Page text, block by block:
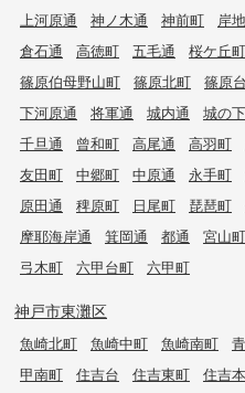
上河原通
神ノ木通 神前町 岸
倉石通
高徳町 五毛通 桜ケ丘町
篠原伯母野山町
篠原北町 篠原台
下河原通
将軍通 城内通 城の
千旦通
曾和町 高尾通 高羽町
友田町
中郷町 中原通 永手町
原田通
稗原町 日尾町 琵琶町
摩耶海岸通
箕岡通 都通 宮山町
弓木町
六甲台町 六甲町
神戸市東灘区
魚崎北町 魚崎中町 魚崎南町
甲南町
住吉台 住吉東町 住吉